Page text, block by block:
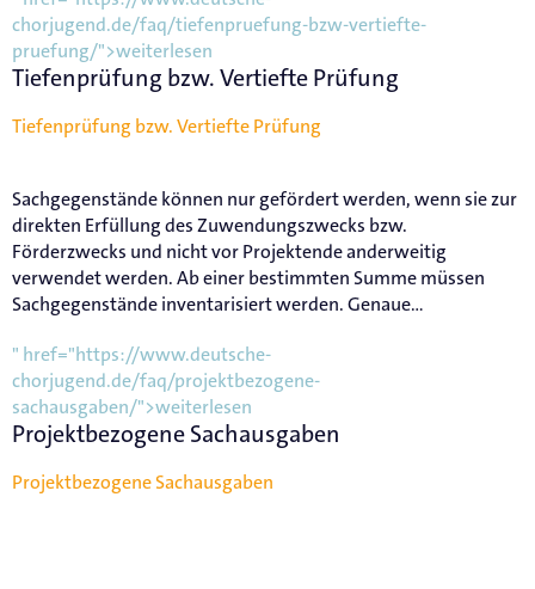
Tiefenprüfung bzw. Vertiefte Prüfung
Tiefenprüfung bzw. Vertiefte Prüfung
chorjugend.de/faq/tiefenpruefung-bzw-vertiefte-
pruefung/">weiterlesen
Projektbezogene Sachausgaben
Sachgegenstände können nur gefördert werden, wenn sie zur
direkten Erfüllung des Zuwendungszwecks bzw.
Förderzwecks und nicht vor Projektende anderweitig
verwendet werden. Ab einer bestimmten Summe müssen
Sachgegenstände inventarisiert werden. Genaue...
Projektbezogene Sachausgaben
" href="https://www.deutsche-
chorjugend.de/faq/projektbezogene-
sachausgaben/">weiterlesen